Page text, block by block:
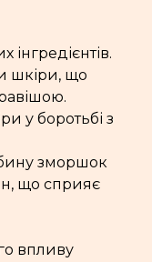
шкіри, що
у боротьбі з
зморшок
що сприяє
впливу